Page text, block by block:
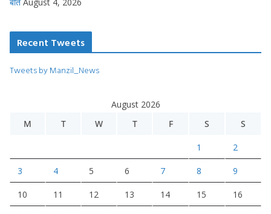
Recent Tweets
Tweets by Manzil_News
August 2026
M
T W T F S S
1 2
3 4 5 6 7 8 9
10 11 12 13 14 15 16